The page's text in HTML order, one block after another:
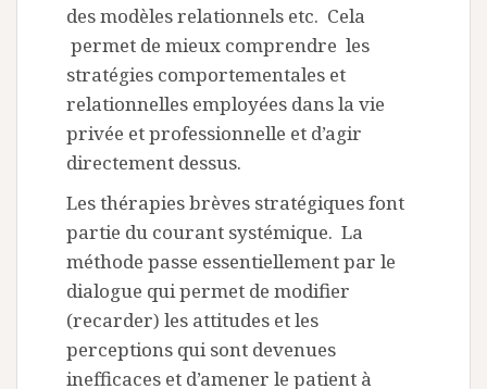
des modèles relationnels etc. Cela
permet de mieux comprendre les
stratégies comportementales et
relationnelles employées dans la vie
privée et professionnelle et d’agir
directement dessus.
Les thérapies brèves stratégiques font
partie du courant systémique. La
méthode passe essentiellement par le
dialogue qui permet de modifier
(recarder) les attitudes et les
perceptions qui sont devenues
inefficaces et d’amener le patient à